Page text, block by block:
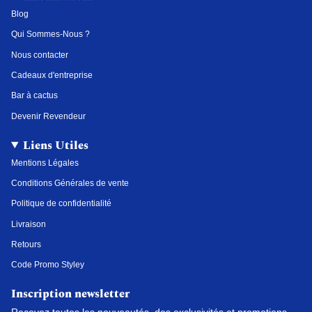
m
t
Blog
Qui Sommes-Nous ?
Nous contacter
Cadeaux d'entreprise
Bar à cactus
Devenir Revendeur
Liens Utiles
Mentions Légales
Conditions Générales de vente
Politique de confidentialité
Livraison
Retours
Code Promo Styley
Inscription newsletter